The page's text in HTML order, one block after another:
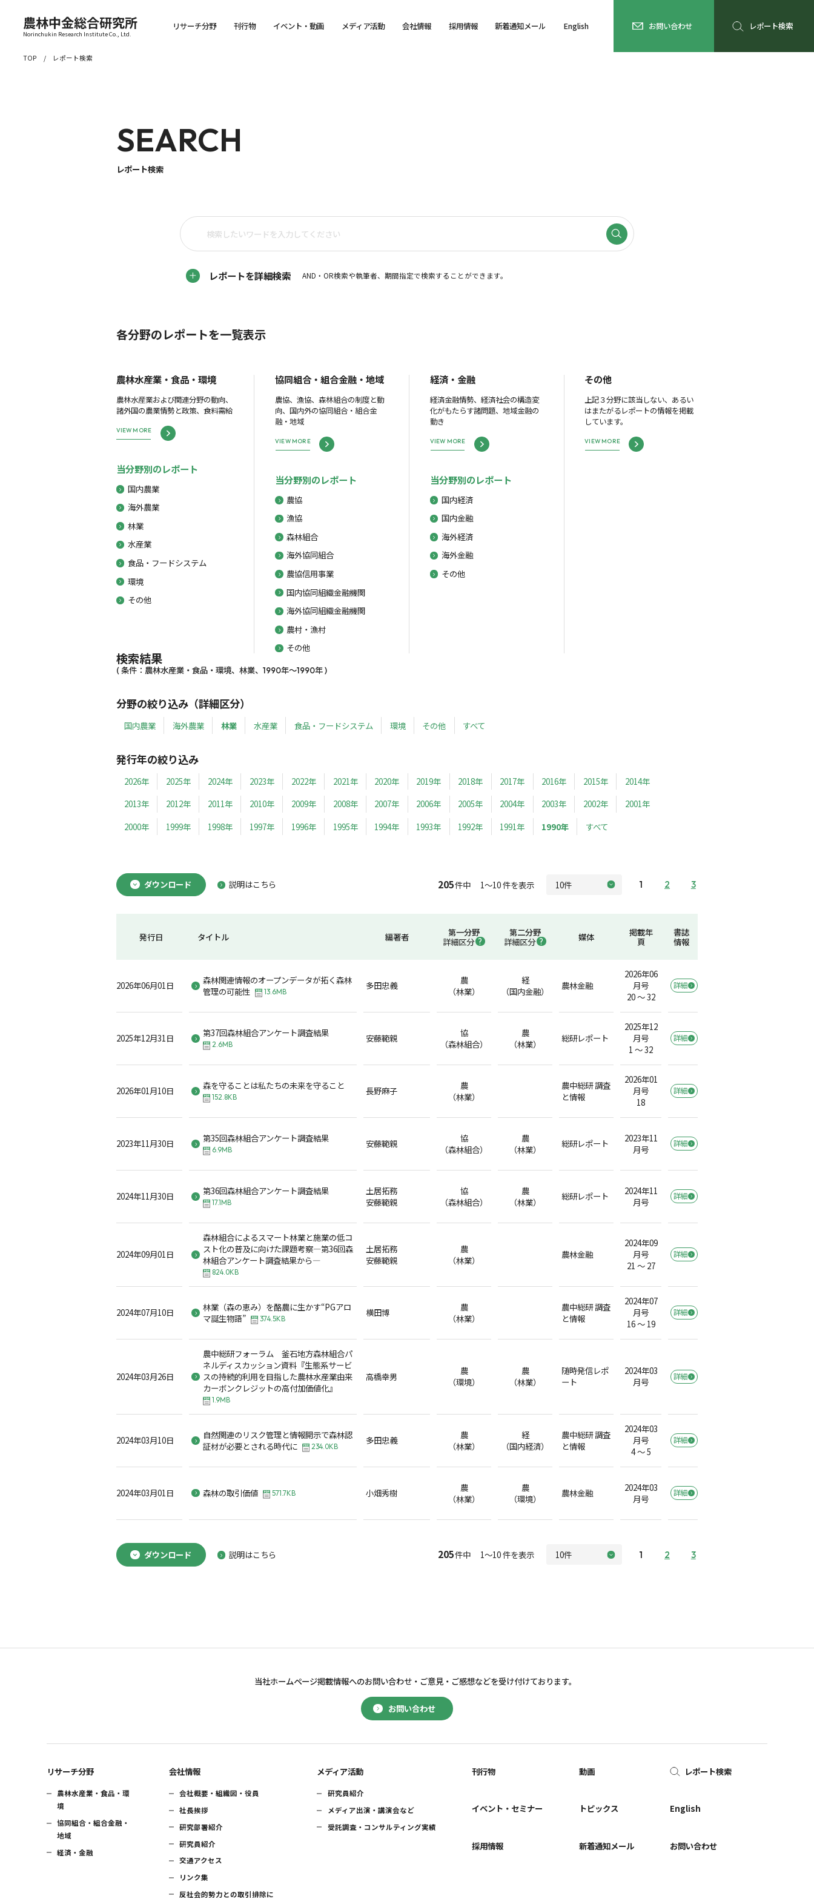
農林中金総合研究所
Norinchukin Research Institute Co., Ltd.
リサーチ分野 刊行物 イベント・動画 メディア活動 会社情報 採用情報 新着通知メール English お問い合わせ レポート検索
TOP レポート検索
SEARCH
レポート検索
レポートを詳細検索 AND・OR検索や執筆者、期間指定で検索することができます。
各分野のレポートを一覧表示
農林水産業・食品・環境
農林水産業および関連分野の動向、
諸外国の農業情勢と政策、食料需給
VIEW MORE
当分野別のレポート
国内農業
海外農業
林業
水産業
食品・フードシステム
環境
その他
協同組合・組合金融・地域
農協、漁協、森林組合の制度と動
向、国内外の協同組合・組合金
融・地域
VIEW MORE
当分野別のレポート
農協
漁協
森林組合
海外協同組合
農協信用事業
国内協同組織金融機関
海外協同組織金融機関
農村・漁村
その他
経済・金融
経済金融情勢、経済社会の構造変
化がもたらす諸問題、地域金融の
動き
VIEW MORE
当分野別のレポート
国内経済
国内金融
海外経済
海外金融
その他
その他
上記３分野に該当しない、あるい
はまたがるレポートの情報を掲載
しています。
VIEW MORE
検索結果
( 条件：農林水産業・食品・環境、林業、1990年～1990年 )
分野の絞り込み（詳細区分）
国内農業 海外農業 林業 水産業 食品・フードシステム 環境 その他 すべて
発行年の絞り込み
2026年 2025年 2024年 2023年 2022年 2021年 2020年 2019年 2018年 2017年 2016年 2015年
2014年
2013年
2012年 2011年 2010年 2009年 2008年 2007年 2006年 2005年 2004年 2003年 2002年
2001年
2000年
1999年 1998年 1997年 1996年 1995年 1994年 1993年 1992年 1991年 1990年 すべて
ダウンロード 説明はこちら 205件中 1～10 件を表示 1 2 3
発行日 タイトル 編著者
第一分野
詳細区分
第二分野
詳細区分
媒体
掲載年
頁
書誌
情報
2026年06月01日
森林関連情報のオープンデータが拓く森林
管理の可能性
13.6MB
多田忠義
農
（林業）
経
（国内金融）
農林金融
2026年06
月号
20 ～ 32
詳細
2025年12月31日 第37回森林組合アンケート調査結果
2.6MB
安藤範親
協
（森林組合）
農
（林業）
総研レポート
2025年12
月号
1 ～ 32
詳細
2026年01月10日 森を守ることは私たちの未来を守ること
152.8KB
長野麻子
農
（林業）
農中総研 調査
と情報
2026年01
月号
18
詳細
2023年11月30日 第35回森林組合アンケート調査結果
6.9MB
安藤範親
協
（森林組合）
農
（林業）
総研レポート
2023年11
月号
詳細
2024年11月30日 第36回森林組合アンケート調査結果
17.1MB
土居拓務
安藤範親
協
（森林組合）
農
（林業）
総研レポート
2024年11
月号
詳細
2024年09月01日
森林組合によるスマート林業と施業の低コ
スト化の普及に向けた課題考察―第36回森
林組合アンケート調査結果から―
824.0KB
土居拓務
安藤範親
農
（林業）
農林金融
2024年09
月号
21 ～ 27
詳細
2024年07月10日
林業（森の恵み）を酪農に生かす“PGアロ
マ誕生物語”
374.5KB
横田博
農
（林業）
農中総研 調査
と情報
2024年07
月号
16 ～ 19
詳細
2024年03月26日
農中総研フォーラム 釜石地方森林組合パ
ネルディスカッション資料『生態系サービ
スの持続的利用を目指した農林水産業由来
カーボンクレジットの高付加価値化』
1.9MB
高橋幸男
農
（環境）
農
（林業）
随時発信レポ
ート
2024年03
月号
詳細
2024年03月10日
自然関連のリスク管理と情報開示で森林認
証材が必要とされる時代に
234.0KB
多田忠義
農
（林業）
経
（国内経済）
農中総研 調査
と情報
2024年03
月号
4 ～ 5
詳細
2024年03月01日 森林の取引価値 571.7KB 小畑秀樹
農
（林業）
農
（環境）
農林金融
2024年03
月号
詳細
ダウンロード 説明はこちら 205件中 1～10 件を表示 1 2 3
お問い合わせ
当社ホームページ掲載情報へのお問い合わせ・ ご意見・ご感想などを受け付けております。
リサーチ分野
農林水産業・食品・環
境
協同組合・組合金融・
地域
経済・金融
会社情報
会社概要・組織図・役員
社長挨拶
研究部署紹介
研究員紹介
交通アクセス
リンク集
反社会的勢力との取引排除に
メディア活動
研究員紹介
メディア出演・講演会など
受託調査・コンサルティング実績
刊行物
イベント・セミナー
採用情報
動画
トピックス
新着通知メール
レポート検索
English
お問い合わせ